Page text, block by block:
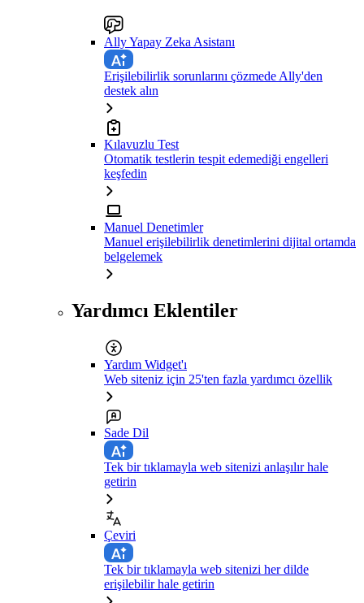
Ally Yapay Zeka Asistanı
Erişilebilirlik sorunlarını çözmede Ally'den
destek alın
Kılavuzlu Test
Otomatik testlerin tespit edemediği engelleri
keşfedin
Manuel Denetimler
Manuel erişilebilirlik denetimlerini dijital ortamda
belgelemek
Yardımcı Eklentiler
Yardım Widget'ı
Web siteniz için 25'ten fazla yardımcı özellik
Sade Dil
Tek bir tıklamayla web sitenizi anlaşılır hale
getirin
Çeviri
Tek bir tıklamayla web sitenizi her dilde
erişilebilir hale getirin